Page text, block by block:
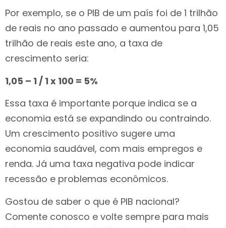
Por exemplo, se o PIB de um país foi de 1 trilhão
de reais no ano passado e aumentou para 1,05
trilhão de reais este ano, a taxa de
crescimento seria:
1,05 – 1 / 1 x 100 = 5%
Essa taxa é importante porque indica se a
economia está se expandindo ou contraindo.
Um crescimento positivo sugere uma
economia saudável, com mais empregos e
renda. Já uma taxa negativa pode indicar
recessão e problemas econômicos.
Gostou de saber o que é PIB nacional?
Comente conosco e volte sempre para mais